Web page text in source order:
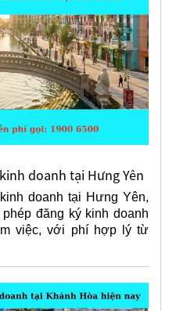
doanh tại Hưng Yên
doanh tại Hưng Yên,
đăng ký kinh doanh
việc, với phí hợp lý từ